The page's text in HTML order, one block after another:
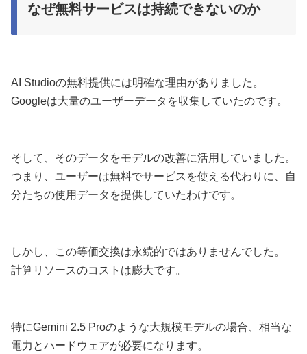
なぜ無料サービスは持続できないのか
AI Studioの無料提供には明確な理由がありました。
Googleは大量のユーザーデータを収集していたのです。
そして、そのデータをモデルの改善に活用していました。
つまり、ユーザーは無料でサービスを使える代わりに、自
分たちの使用データを提供していたわけです。
しかし、この等価交換は永続的ではありませんでした。
計算リソースのコストは膨大です。
特にGemini 2.5 Proのような大規模モデルの場合、相当な
電力とハードウェアが必要になります。